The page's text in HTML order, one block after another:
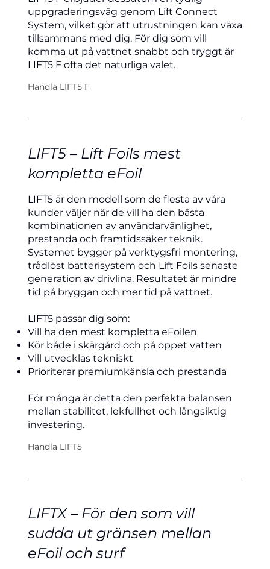
uppgraderingsväg genom Lift Connect
System, vilket gör att utrustningen kan växa
tillsammans med dig. För dig som vill
komma ut på vattnet snabbt och tryggt är
LIFT5 F ofta det naturliga valet.
Handla LIFT5 F
LIFT5 – Lift Foils mest
kompletta eFoil
LIFT5 är den modell som de flesta av våra
kunder väljer när de vill ha den bästa
kombinationen av användarvänlighet,
prestanda och framtidssäker teknik.
Systemet bygger på verktygsfri montering,
trådlöst batterisystem och Lift Foils senaste
generation av drivlina. Resultatet är mindre
tid på bryggan och mer tid på vattnet.
LIFT5 passar dig som:
Vill ha den mest kompletta eFoilen
Kör både i skärgård och på öppet vatten
Vill utvecklas tekniskt
Prioriterar premiumkänsla och prestanda
För många är detta den perfekta balansen
mellan stabilitet, lekfullhet och långsiktig
investering.
Handla LIFT5
LIFTX – För den som vill
sudda ut gränsen mellan
eFoil och surf